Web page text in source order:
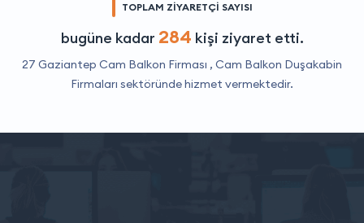
TOPLAM ZİYARETÇİ SAYISI
bugüne kadar 284 kişi ziyaret etti.
27 Gaziantep Cam Balkon Firması , Cam Balkon Duşakabin
Firmaları sektöründe hizmet vermektedir.